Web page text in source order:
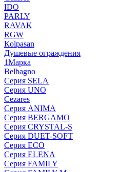
IDO
PARLY
RAVAK
RGW
Кolpasan
Душевые ограждения
1Марка
Belbagno
Серия SELA
Серия UNO
Cezares
Серия ANIMA
Серия BERGAMO
Серия CRYSTAL-S
Серия DUET-SOFT
Серия ECO
Серия ELENA
Серия FAMILY